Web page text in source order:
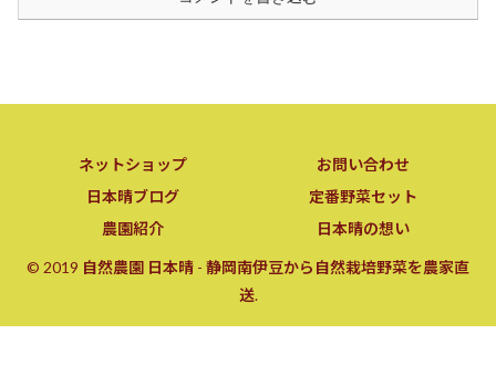
ネットショップ
お問い合わせ
日本晴ブログ
定番野菜セット
農園紹介
日本晴の想い
© 2019 自然農園 日本晴 - 静岡南伊豆から自然栽培野菜を農家直
送.